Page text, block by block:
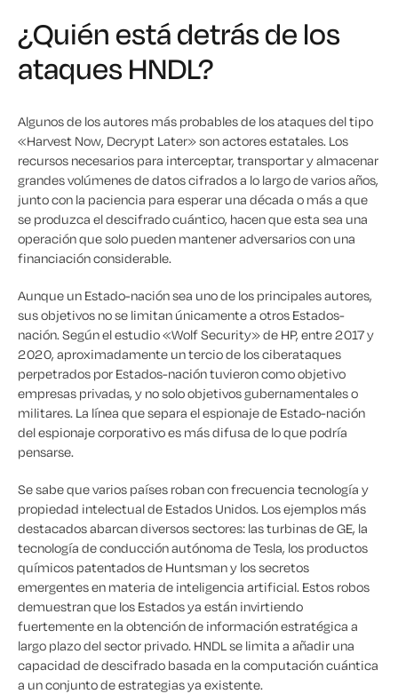
¿Quién está detrás de los
ataques HNDL?
Algunos de los autores más probables de los ataques del tipo
«Harvest Now, Decrypt Later» son actores estatales. Los
recursos necesarios para interceptar, transportar y almacenar
grandes volúmenes de datos cifrados a lo largo de varios años,
junto con la paciencia para esperar una década o más a que
se produzca el descifrado cuántico, hacen que esta sea una
operación que solo pueden mantener adversarios con una
financiación considerable.
Aunque un Estado-nación sea uno de los principales autores,
sus objetivos no se limitan únicamente a otros Estados-
nación. Según el estudio «Wolf Security» de HP, entre 2017 y
2020, aproximadamente un tercio de los ciberataques
perpetrados por Estados-nación tuvieron como objetivo
empresas privadas, y no solo objetivos gubernamentales o
militares. La línea que separa el espionaje de Estado-nación
del espionaje corporativo es más difusa de lo que podría
pensarse.
Se sabe que varios países roban con frecuencia tecnología y
propiedad intelectual de Estados Unidos. Los ejemplos más
destacados abarcan diversos sectores: las turbinas de GE, la
tecnología de conducción autónoma de Tesla, los productos
químicos patentados de Huntsman y los secretos
emergentes en materia de inteligencia artificial. Estos robos
demuestran que los Estados ya están invirtiendo
fuertemente en la obtención de información estratégica a
largo plazo del sector privado. HNDL se limita a añadir una
capacidad de descifrado basada en la computación cuántica
a un conjunto de estrategias ya existente.